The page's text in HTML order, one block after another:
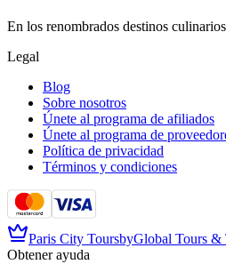
En los renombrados destinos
Legal
Blog
Sobre nosotros
Únete al programa de afiliados
Únete al programa de
Política de privacidad
Términos y condiciones
Paris City ToursbyGlobal Tours &
Obtener ayuda